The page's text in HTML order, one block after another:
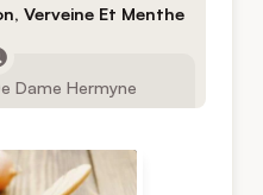
Verveine Et Menthe
Dame Hermyne